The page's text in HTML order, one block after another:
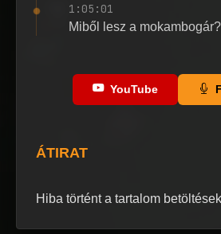
1:05:01
Miből lesz a mokambogár?
YouTube
ÁTIRAT
Hiba történt a tartalom